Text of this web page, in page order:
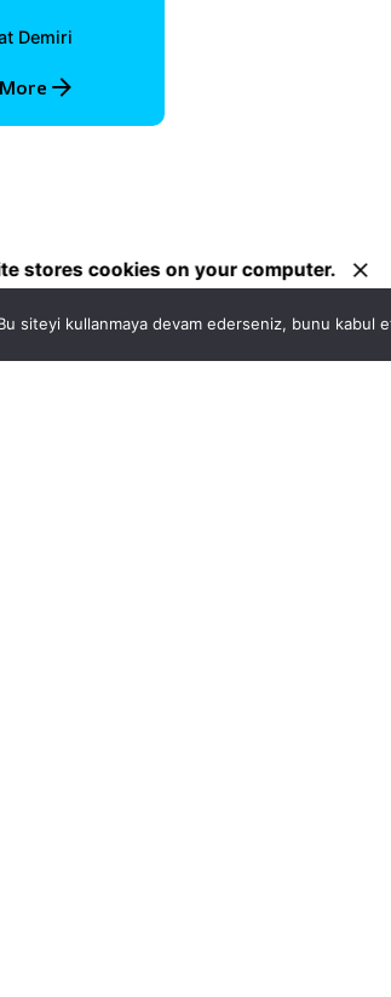
Demiri
stores cookies on your computer.
siteyi kullanmaya devam ederseniz, bunu kabul